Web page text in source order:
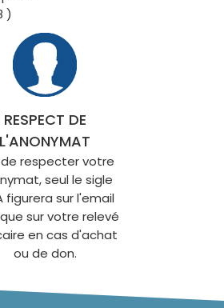
)
RESPECT DE
L'ANONYMAT
respecter votre
seul le sigle
figurera sur l'email
sur votre relevé
en cas d'achat
ou de don.